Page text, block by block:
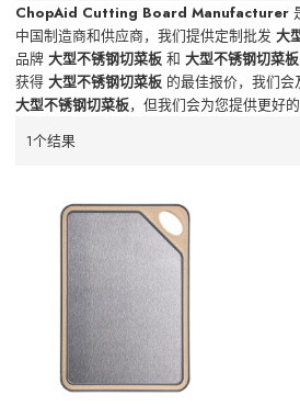
ChopAid Cutting Board Manufacturer
中国制造商和供应商，我们提供定制批发大
品牌大型不锈钢切菜板 和大型不锈钢切菜板
获得大型不锈钢切菜板 的最佳报价，我们
大型不锈钢切菜板，但我们会为您提供更好的
1个结果